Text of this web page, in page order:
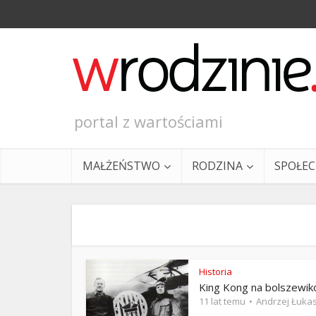
portal z wartościami
MAŁŻEŃSTWO RODZINA
Historia
King Kong na
11 lat temu Andrzej